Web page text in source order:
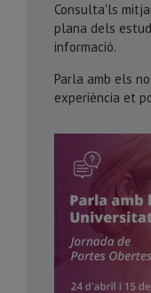
Consulta'ls
plana dels
informació.
Parla amb els
experiència et